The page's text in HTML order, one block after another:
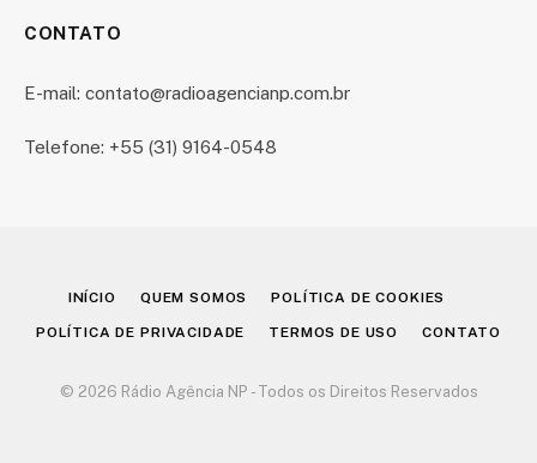
CONTATO
E-mail: contato@radioagencianp.com.br
Telefone: +55 (31) 9164-0548
INÍCIO QUEM SOMOS POLÍTICA DE COOKIES
POLÍTICA DE PRIVACIDADE TERMOS DE USO CONTATO
© 2026 Rádio Agência NP - Todos os Direitos Reservados